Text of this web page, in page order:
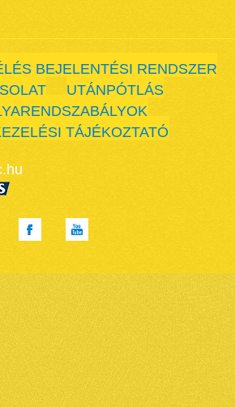
BEJELENTÉSI RENDSZER
UTÁNPÓTLÁS
TÁJÉKOZTATÓ